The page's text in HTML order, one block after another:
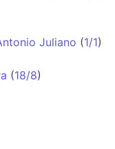
Juliano (1/1)
(18/8)